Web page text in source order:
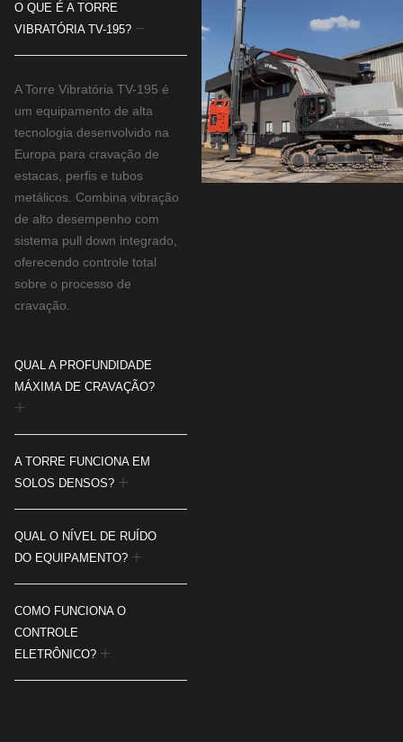
O QUE É A TORRE
VIBRATÓRIA TV-195?
A Torre Vibratória TV-195 é
um equipamento de alta
tecnologia desenvolvido na
Europa para cravação de
estacas, perfis e tubos
metálicos. Combina vibração
de alto desempenho com
sistema pull down integrado,
oferecendo controle total
sobre o processo de
cravação.
QUAL A PROFUNDIDADE
MÁXIMA DE CRAVAÇÃO?
A TORRE FUNCIONA EM
SOLOS DENSOS?
QUAL O NÍVEL DE RUÍDO
DO EQUIPAMENTO?
COMO FUNCIONA O
CONTROLE
ELETRÔNICO?